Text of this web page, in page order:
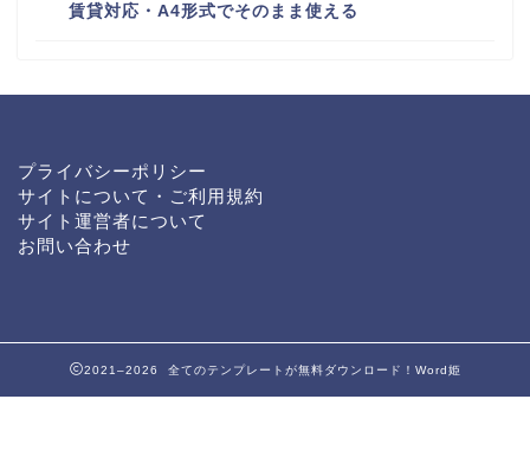
賃貸対応・A4形式でそのまま使える
プライバシーポリシー
サイトについて・ご利用規約
サイト運営者について
お問い合わせ
2021–2026 全てのテンプレートが無料ダウンロード！Word姫